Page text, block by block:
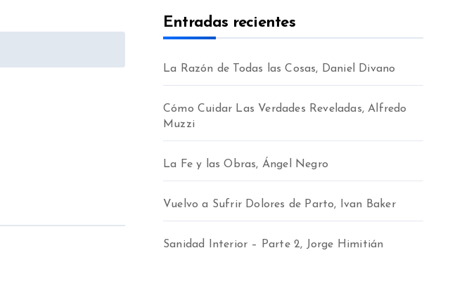
Entradas recientes
La Razón de Todas las Cosas, Daniel Divano
Cómo Cuidar Las Verdades Reveladas, Alfredo
Muzzi
La Fe y las Obras, Ángel Negro
Vuelvo a Sufrir Dolores de Parto, Ivan Baker
Sanidad Interior – Parte 2, Jorge Himitián